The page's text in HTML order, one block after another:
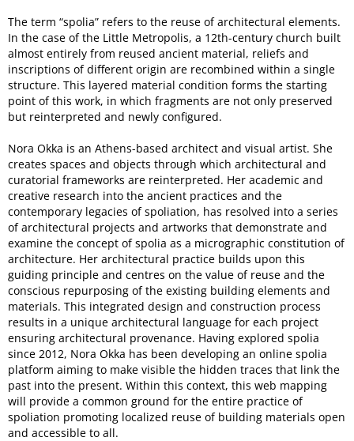
The term “spolia” refers to the reuse of architectural elements.
In the case of the Little Metropolis, a 12th-century church built
almost entirely from reused ancient material, reliefs and
inscriptions of different origin are recombined within a single
structure. This layered material condition forms the starting
point of this work, in which fragments are not only preserved
but reinterpreted and newly configured.
Nora Okka is an Athens-based architect and visual artist. She
creates spaces and objects through which architectural and
curatorial frameworks are reinterpreted. Her academic and
creative research into the ancient practices and the
contemporary legacies of spoliation, has resolved into a series
of architectural projects and artworks that demonstrate and
examine the concept of spolia as a micrographic constitution of
architecture. Her architectural practice builds upon this
guiding principle and centres on the value of reuse and the
conscious repurposing of the existing building elements and
materials. This integrated design and construction process
results in a unique architectural language for each project
ensuring architectural provenance. Having explored spolia
since 2012, Nora Okka has been developing an online spolia
platform aiming to make visible the hidden traces that link the
past into the present. Within this context, this web mapping
will provide a common ground for the entire practice of
spoliation promoting localized reuse of building materials open
and accessible to all.